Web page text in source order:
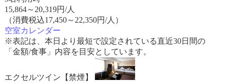
15,864～ 20,319円/人
（消費税込17,450～22,350円/人）
空室カレンダー
※表記は、本日より最短で設定されている直近30日間の
「金額/食事」内容を目安としています。
エクセルツイン【禁煙】